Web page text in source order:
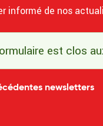
informé de nos
est clos
newsletters